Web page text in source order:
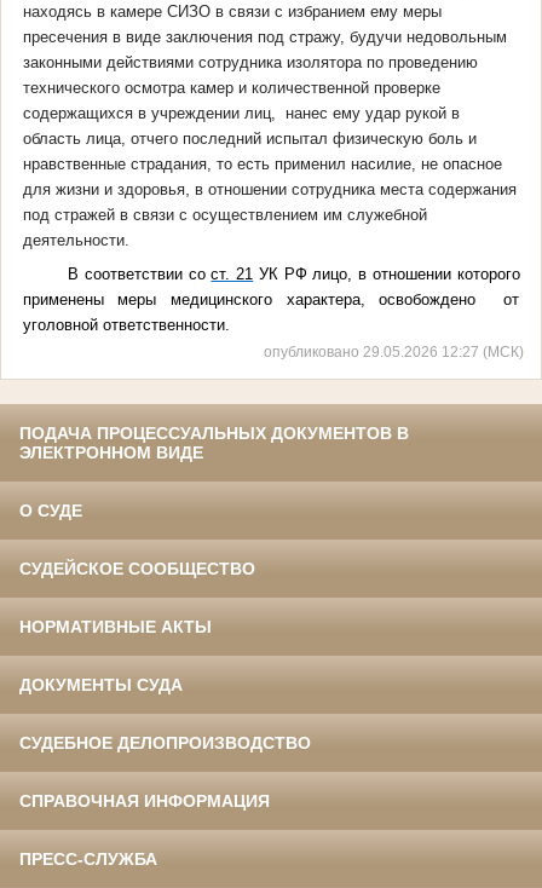
находясь в камере СИЗО в связи с избранием ему меры
пресечения в виде заключения под стражу, будучи недовольным
законными действиямисотрудника изолятора по проведению
технического осмотра камер и количественной проверке
содержащихся в учреждении лиц,
нанес ему удар рукой в
область лица, отчего последний испытал физическую боль и
нравственные страдания, то есть применил насилие, не опасное
для жизни и здоровья, в отношении сотрудника места содержания
под стражей в связи с осуществлением им служебной
деятельности.
В соответствии сост. 21 УК РФ лицо, в отношении которого
применены меры медицинского характера, освобождено от
уголовной ответственности.
опубликовано 29.05.2026 12:27 (МСК)
ПОДАЧА ПРОЦЕССУАЛЬНЫХ ДОКУМЕНТОВ В
ЭЛЕКТРОННОМ ВИДЕ
О СУДЕ
СУДЕЙСКОЕ СООБЩЕСТВО
НОРМАТИВНЫЕ АКТЫ
ДОКУМЕНТЫ СУДА
СУДЕБНОЕ ДЕЛОПРОИЗВОДСТВО
СПРАВОЧНАЯ ИНФОРМАЦИЯ
ПРЕСС-СЛУЖБА